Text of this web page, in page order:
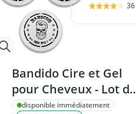
36
Bandido Cire et Gel
pour Cheveux - Lot de
3 Pots - Blanc
disponible immédiatement